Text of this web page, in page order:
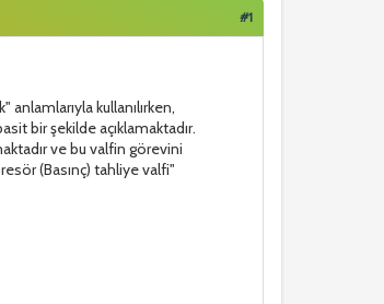
#1
kullanılırken,
bir şekilde açıklamaktadır.
ve bu valfin görevini
(Basınç) tahliye valfi"